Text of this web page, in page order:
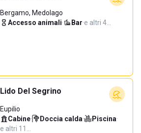
Bergamo, Medolago
Accesso animali· Bar·e altri 4…
Lido Del Segrino
Eupilio
Cabine· Doccia calda· Piscina·
e altri 11…